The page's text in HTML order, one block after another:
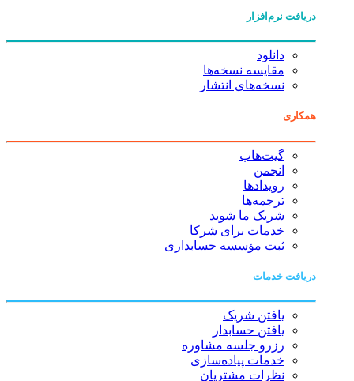
دریافت نرم‌افزار
دانلود
مقایسه نسخه‌ها
نسخه‌های انتشار
همکاری
گیت‌هاب
انجمن
رویدادها
ترجمه‌ها
شریک ما شوید
خدمات برای شرکا
ثبت مؤسسه حسابداری
دریافت خدمات
یافتن شریک
یافتن حسابدار
رزرو جلسه مشاوره
خدمات پیاده‌سازی
نظرات مشتریان